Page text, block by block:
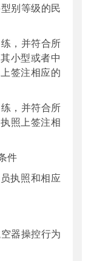
别等级的民
，并符合所
小型或者中
签注相应的
，并符合所
照上签注相
件
执照和相应
器操控行为